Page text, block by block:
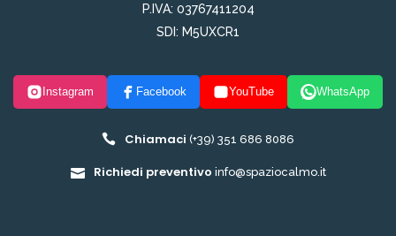
P.IVA: 03767411204
SDI: M5UXCR1
Instagram Facebook YouTube WhatsApp
Chiamaci (+39) 351 686 8086
Richiedi preventivo info@spaziocalmo.it